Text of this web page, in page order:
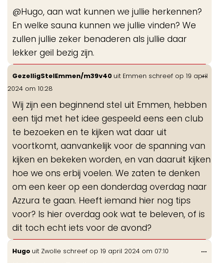
@Hugo, aan wat kunnen we jullie herkennen?
En welke sauna kunnen we jullie vinden? We
zullen jullie zeker benaderen als jullie daar
lekker geil bezig zijn.
GezelligStelEmmen/m39v40 uit Emmen schreef op 19 april
2024 om 10:28
Wij zijn een beginnend stel uit Emmen, hebben
een tijd met het idee gespeeld eens een club
te bezoeken en te kijken wat daar uit
voortkomt, aanvankelijk voor de spanning van
kijken en bekeken worden, en van daaruit kijken
hoe we ons erbij voelen. We zaten te denken
om een keer op een donderdag overdag naar
Azzura te gaan. Heeft iemand hier nog tips
voor? Is hier overdag ook wat te beleven, of is
dit toch echt iets voor de avond?
...
Hugo uit Zwolle schreef op 19 april 2024 om 07:10 ...